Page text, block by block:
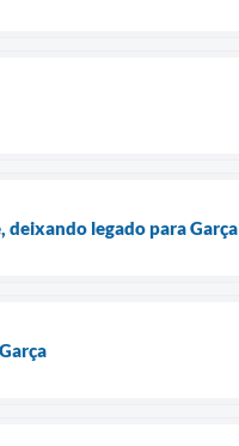
legado para Garça